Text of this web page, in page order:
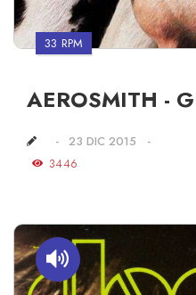
33 RPM
AEROSMITH -
23 DIC 2015
3446